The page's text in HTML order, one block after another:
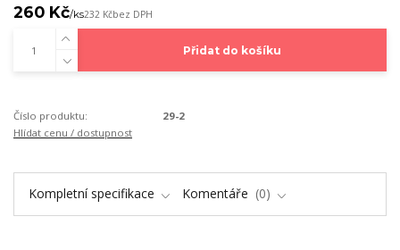
260 Kč/ks232 Kčbez DPH
Přidat do košíku
Číslo produktu:
29-2
Hlídat cenu / dostupnost
Kompletní specifikace Komentáře 0